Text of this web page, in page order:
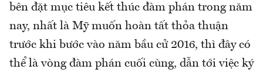
bên đặt mục tiêu kết thúc đàm phán trong năm
nay, nhất là Mỹ muốn hoàn tất thỏa thuận
trước khi bước vào năm bầu cử 2016, thì đây có
thể là vòng đàm phán cuối cùng, dẫn tới việc ký